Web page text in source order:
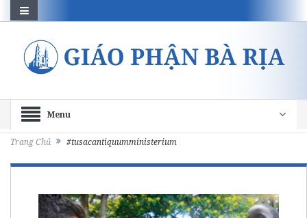
Menu
Trang Chủ #tusacantiquumministerium